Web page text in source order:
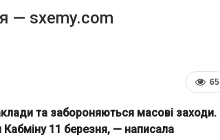
— sxemy.com
65
та забороняються масові заходи.
11 березня, — написала